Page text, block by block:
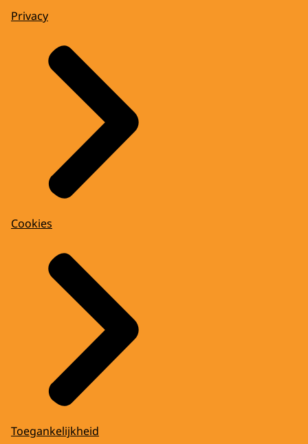
Privacy
Cookies
Toegankelijkheid